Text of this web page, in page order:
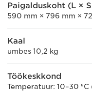
Paigalduskoht (L ×
590 mm × 796 mm ×
Kaal
umbes 10,2 kg
Töökeskkond
Temperatuur: 10–30 ºC